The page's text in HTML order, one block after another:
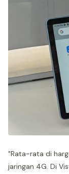
"Rata-rata di
jaringan 4G. Di